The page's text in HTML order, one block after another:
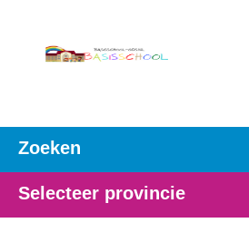
Zoeken
Selecteer provincie